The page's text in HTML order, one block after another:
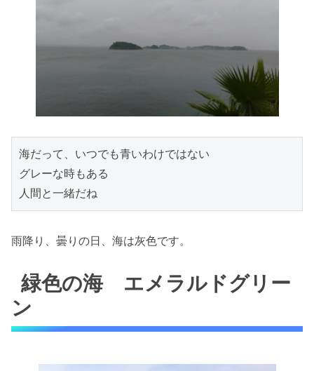
海だって、いつでも青いわけではない
グレーな時もある
人間と一緒だね
雨降り、曇りの日、海は灰色です。
緑色の海 エメラルドグリー
ン